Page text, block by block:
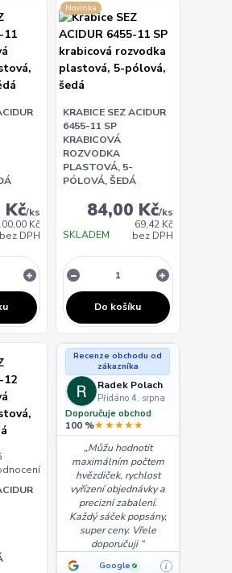
Kč/ks
Kč
bez DPH
Novinka
KRABICE SEZ ACIDUR
6455-11 SP
KRABICOVÁ
ROZVODKA
PLASTOVÁ, 5-
PÓLOVÁ, ŠEDÁ
84,00 Kč/ks
69,42 Kč
bez DPH
SKLADEM
Do košíku
Recenze obchodu od
zákazníka
Radek Polach
Přidáno 4. srpna
Doporučuje obchod
100 %★★★★★
Můžu hodnotit
maximálním počtem
hvězdiček, rychlost
vyřízení objednávky a
precizní zabalení.
Každý sáček popsány,
super ceny. Vřele
doporučuji
Google ✓ i